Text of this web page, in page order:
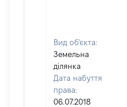
Вид об'єкта:
Земельна
ділянка
Дата набуття
права:
06.07.2018